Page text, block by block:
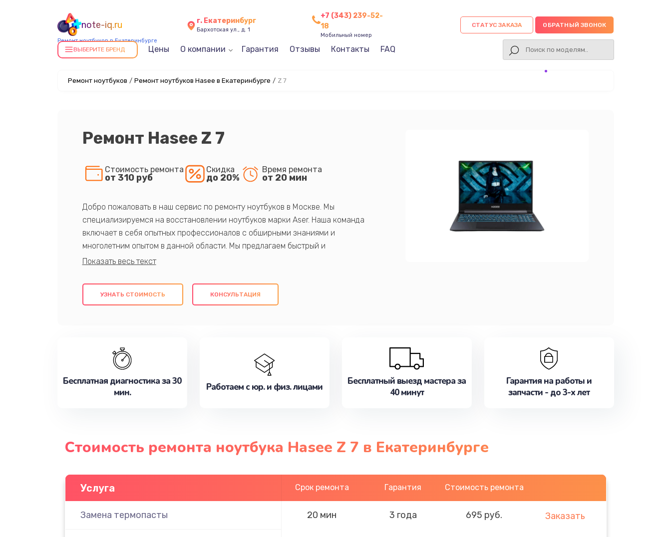
note-iq.ru
Ремонт ноутбуков в Екатеринбурге
г. Екатеринбург
Бархотская ул., д. 1
+7 (343) 239-52-
18
Мобильный номер
СТАТУС ЗАКАЗА ОБРАТНЫЙ ЗВОНОК
ВЫБЕРИТЕ БРЕНД Цены О компании Гарантия Отзывы Контакты FAQ
Ремонт ноутбуков / Ремонт ноутбуков Hasee в Екатеринбурге / Z 7
Ремонт Hasee Z 7
Стоимость ремонта
от 310 руб
Скидка
до 20%
Время ремонта
от 20 мин
Добро пожаловать в наш сервис по ремонту ноутбуков в Москве. Мы
специализируемся на восстановлении ноутбуков марки Aser. Наша команда
включает в себя опытных профессионалов с обширными знаниями и
многолетним опытом в данной области. Мы предлагаем быстрый и
качественный ремонт с использованием оригинальных компонентов, а также
клиентам надежное и профессиональное обслуживание, удовлетворяя их
потребности наилучшим образом. Не медлите записаться на ремонт уже
УЗНАТЬ СТОИМОСТЬ КОНСУЛЬТАЦИЯ
Бесплатная диагностика за 30
мин.
Работаем с юр. и физ. лицами
Бесплатный выезд мастера за
40 минут
Гарантия на работы и
запчасти - до 3-х лет
Стоимость ремонта ноутбука Hasee Z 7 в Екатеринбурге
Услуга Срок ремонта Гарантия Стоимость ремонта
Замена термопасты 20 мин 3 года 695 руб. Заказать